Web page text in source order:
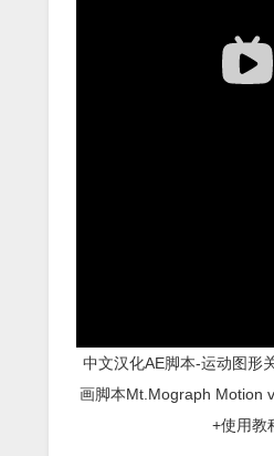
中文汉化AE脚本-运动图形
画脚本Mt.Mograph Motion
+使用教